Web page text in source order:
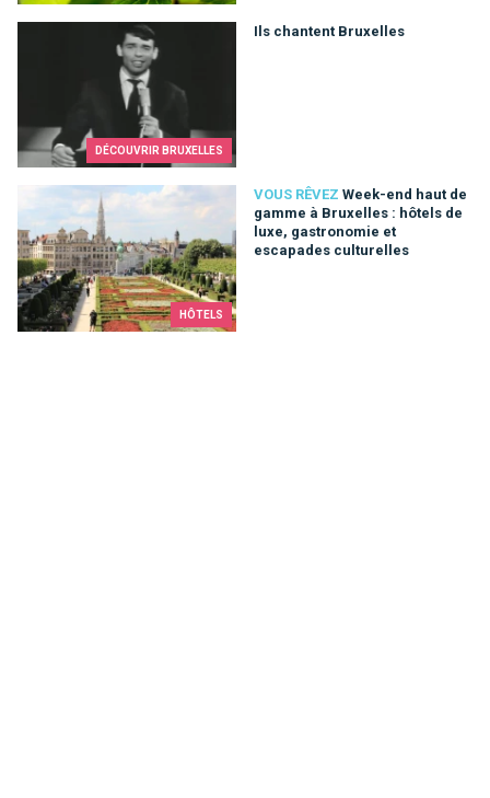
DÉCOUVRIR BRUXELLES
Ils chantent Bruxelles
Ils chantent Bruxelles
HÔTELS
VOUS RÊVEZ Week-end haut de
gamme à Bruxelles : hôtels de
luxe, gastronomie et
escapades culturelles
Week-end haut de gamme à Bruxelles : hôtels de luxe,